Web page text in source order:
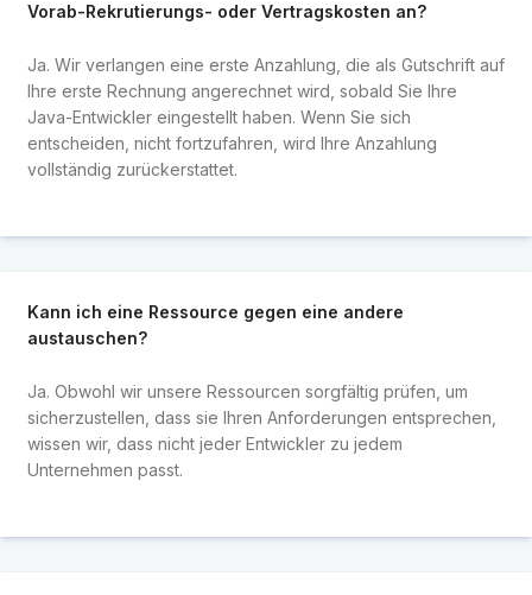
Vorab-Rekrutierungs- oder Vertragskosten an?
Ja. Wir verlangen eine erste Anzahlung, die als Gutschrift auf
Ihre erste Rechnung angerechnet wird, sobald Sie Ihre
Java-Entwickler eingestellt haben. Wenn Sie sich
entscheiden, nicht fortzufahren, wird Ihre Anzahlung
vollständig zurückerstattet.
Kann ich eine Ressource gegen eine andere
austauschen?
Ja. Obwohl wir unsere Ressourcen sorgfältig prüfen, um
sicherzustellen, dass sie Ihren Anforderungen entsprechen,
wissen wir, dass nicht jeder Entwickler zu jedem
Unternehmen passt.